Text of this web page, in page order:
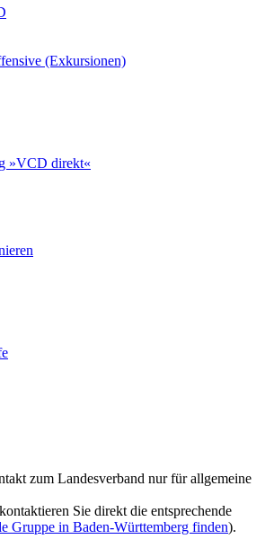
(Exkursionen)
»VCD direkt«
zum Landesverband nur für allgemeine
Sie direkt die entsprechende
Gruppe in Baden-Württemberg finden).